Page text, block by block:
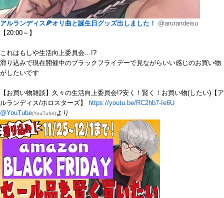
アルランディス🍕オリ曲と誕生日グッズ出しました！
@arurandeisu
【20:00～】
これはもしや生活向上委員会…!?
滑り込みで現在開催中のブラックフライデーで見ながらいい感じのお買い物
がしたいです
【お買い物雑談】久々の生活向上委員会!?安く！賢く！お買い物(したい)【ア
ルランディス/ホロスターズ】
https://youtu.be/RC2hb7-Ie6U
@YouTube(YouTube)より